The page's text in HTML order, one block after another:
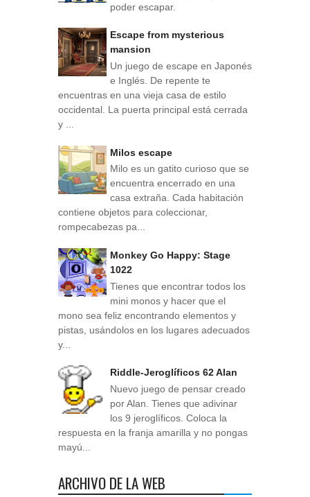
poder escapar.
Escape from mysterious
mansion
Un juego de escape en Japonés
e Inglés. De repente te
encuentras en una vieja casa de estilo
occidental. La puerta principal está cerrada
y ...
Milos escape
Milo es un gatito curioso que se
encuentra encerrado en una
casa extraña. Cada habitación
contiene objetos para coleccionar,
rompecabezas pa...
Monkey Go Happy: Stage
1022
Tienes que encontrar todos los
mini monos y hacer que el
mono sea feliz encontrando elementos y
pistas, usándolos en los lugares adecuados
y...
Riddle-Jeroglíficos 62 Alan
Nuevo juego de pensar creado
por Alan. Tienes que adivinar
los 9 jeroglíficos. Coloca la
respuesta en la franja amarilla y no pongas
mayú...
ARCHIVO DE LA WEB